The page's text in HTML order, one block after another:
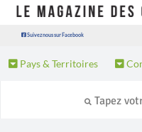
Suivez nous sur Facebook
Pays & Territoires